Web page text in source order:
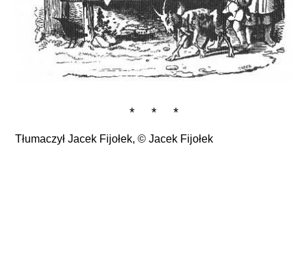
* * *
Tłumaczył Jacek Fijołek, ©Jacek Fijołek